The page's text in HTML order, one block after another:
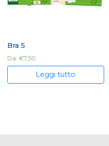
Bra 5
Da: €7,50
Leggi tutto